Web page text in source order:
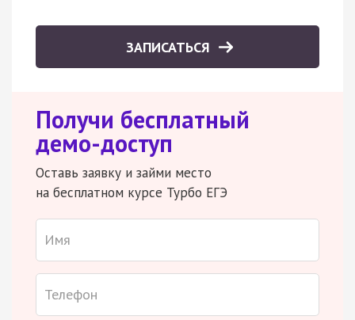
ЗАПИСАТЬСЯ
Получи бесплатный
демо-доступ
Оставь заявку и займи место
на бесплатном курсе Турбо ЕГЭ